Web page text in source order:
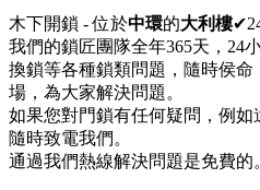
木下開鎖 - 位於中環的大利樓
我們的鎖匠團隊全年365天，24
換鎖等各種鎖類問題，隨時侯
場，為大家解決問題。
如果您對門鎖有任何疑問，例
隨時致電我們。
通過我們熱線解決問題是免費的